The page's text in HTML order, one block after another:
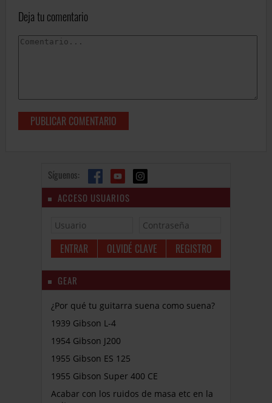
Deja tu comentario
Síguenos:
ACCESO USUARIOS
OLVIDÉ CLAVE REGISTRO
GEAR
¿Por qué tu guitarra suena como suena?
1939 Gibson L-4
1954 Gibson J200
1955 Gibson ES 125
1955 Gibson Super 400 CE
Acabar con los ruidos de masa etc en la